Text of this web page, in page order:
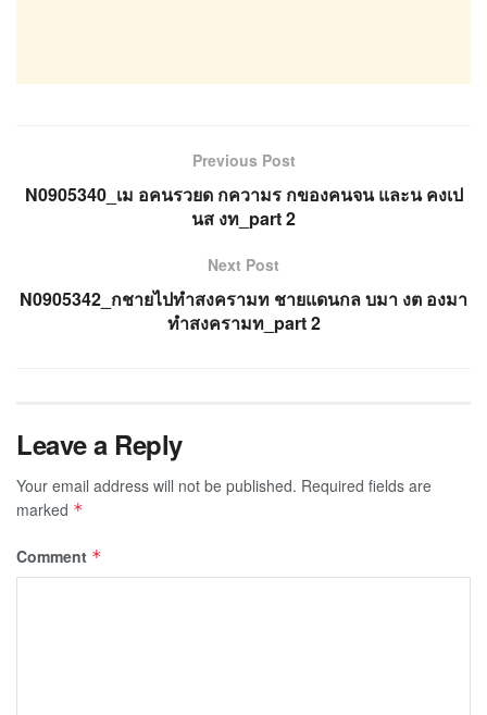
Previous Post
N0905340_เม อคนรวยด กความร กของคนจน และน คงเป
นส งท_part 2
Next Post
N0905342_กชายไปทำสงครามท ชายแดนกล บมา งต องมา
ทำสงครามท_part 2
Leave a Reply
Your email address will not be published. Required fields are
marked *
Comment *